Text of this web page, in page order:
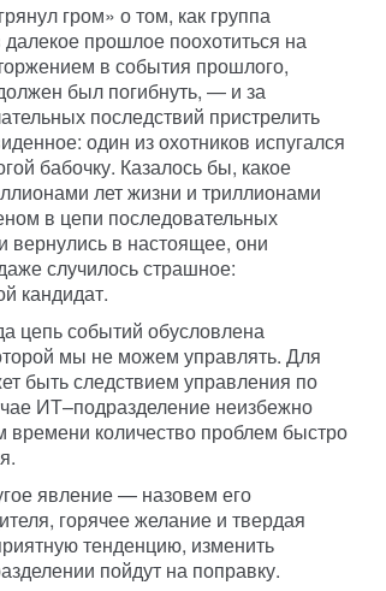
гром» о том, как группа
прошлое поохотиться на
в события прошлого,
был погибнуть, — и за
последствий пристрелить
один из охотников испугался
бабочку. Казалось бы, какое
лет жизни и триллионами
в цепи последовательных
вернулись в настоящее, они
случилось страшное:
кандидат.
цепь событий обусловлена
мы не можем управлять. Для
быть следствием управления по
ИТ–подразделение неизбежно
времени количество проблем быстро
явление — назовем его
горячее желание и твердая
тенденцию, изменить
пойдут на поправку.